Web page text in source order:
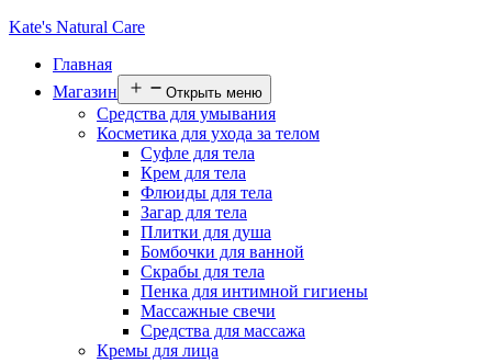
Kate's Natural Care
Главная
Магазин
Открыть меню
Средства для умывания
Косметика для ухода за телом
Суфле для тела
Крем для тела
Флюиды для тела
Загар для тела
Плитки для душа
Бомбочки для ванной
Скрабы для тела
Пенка для интимной гигиены
Массажные свечи
Средства для массажа
Кремы для лица